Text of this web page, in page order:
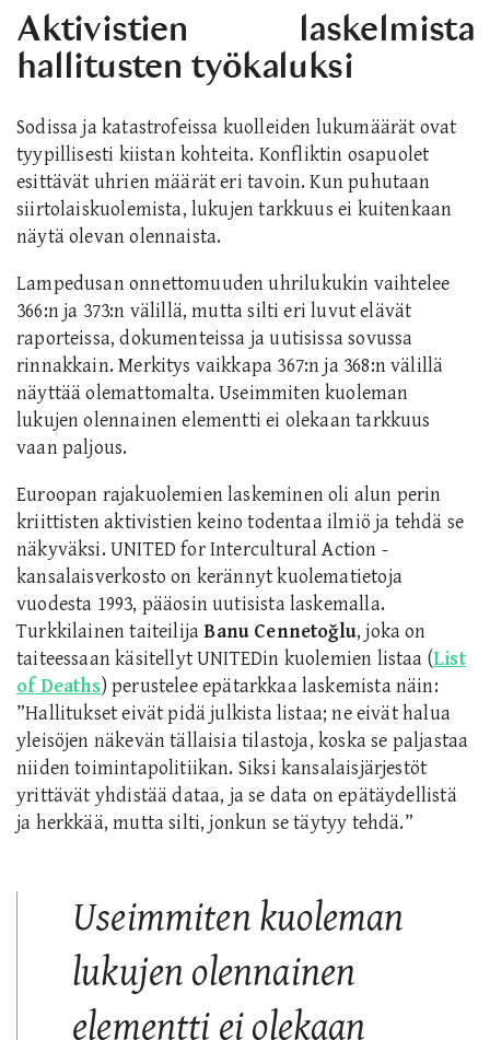
Aktivistien laskelmista
hallitusten työkaluksi
Sodissa ja katastrofeissa kuolleiden lukumäärät ovat
tyypillisesti kiistan kohteita. Konfliktin osapuolet
esittävät uhrien määrät eri tavoin. Kun puhutaan
siirtolaiskuolemista, lukujen tarkkuus ei kuitenkaan
näytä olevan olennaista.
Lampedusan onnettomuuden uhrilukukin vaihtelee
366:n ja 373:n välillä, mutta silti eri luvut elävät
raporteissa, dokumenteissa ja uutisissa sovussa
rinnakkain. Merkitys vaikkapa 367:n ja 368:n välillä
näyttää olemattomalta. Useimmiten kuoleman
lukujen olennainen elementti ei olekaan tarkkuus
vaan paljous.
Euroopan rajakuolemien laskeminen oli alun perin
kriittisten aktivistien keino todentaa ilmiö ja tehdä se
näkyväksi. UNITED for Intercultural Action -
kansalaisverkosto on kerännyt kuolematietoja
vuodesta 1993, pääosin uutisista laskemalla.
Turkkilainen taiteilijaBanu Cennetoğlu, joka on
taiteessaan käsitellyt UNITEDin kuolemien listaa (List
of Deaths) perustelee epätarkkaa laskemista näin:
”Hallitukset eivät pidä julkista listaa; ne eivät halua
yleisöjen näkevän tällaisia tilastoja, koska se paljastaa
niiden toimintapolitiikan. Siksi kansalaisjärjestöt
yrittävät yhdistää dataa, ja se data on epätäydellistä
ja herkkää, mutta silti, jonkun se täytyy tehdä.”
Useimmiten kuoleman
lukujen olennainen
elementti ei olekaan